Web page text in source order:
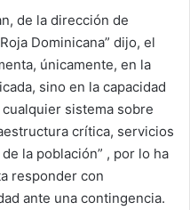
de la dirección de
Dominicana” dijo, el
únicamente, en la
sino en la capacidad
sistema sobre
crítica, servicios
la población” , por lo ha
responder con
ante una contingencia.